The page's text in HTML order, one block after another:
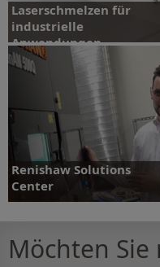
Laserschmelzen für
industrielle
Anwendungen
Sonderbeiträge ansehen
Renishaw Solutions
Center
Möchten